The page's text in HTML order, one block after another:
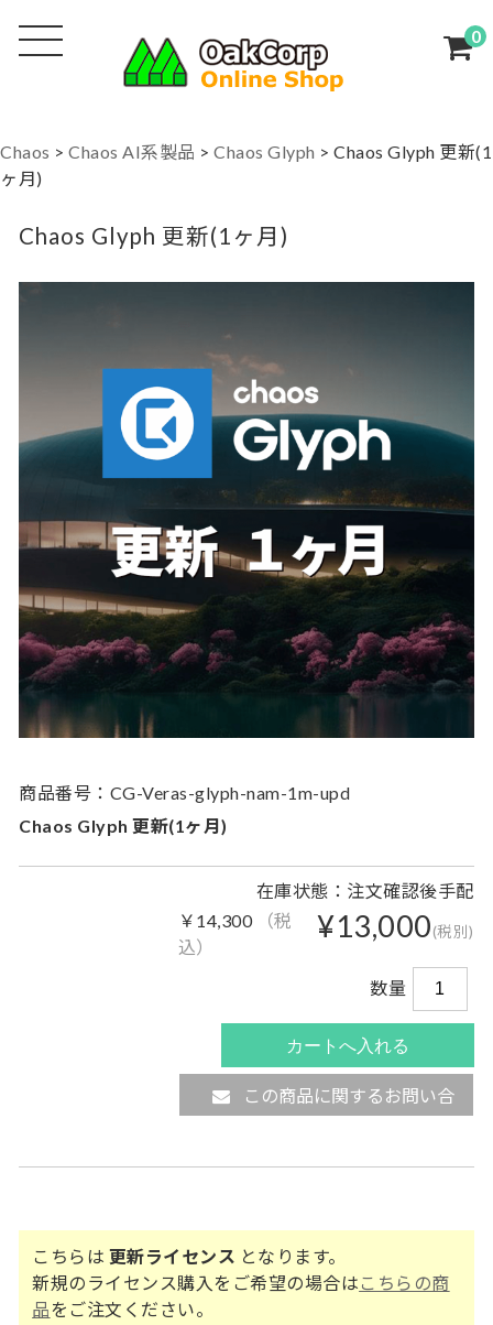
0
Chaos > Chaos AI系製品 > Chaos Glyph > Chaos Glyph 更新(1
ヶ月)
Chaos Glyph 更新(1ヶ月)
商品番号：CG-Veras-glyph-nam-1m-upd
Chaos Glyph 更新(1ヶ月)
在庫状態：注文確認後手配
¥13,000(税別)
￥14,300
（税
込）
数量
この商品に関するお問い合
こちらは 更新ライセンス となります。
新規のライセンス購入をご希望の場合は こちらの商
品をご注文ください。